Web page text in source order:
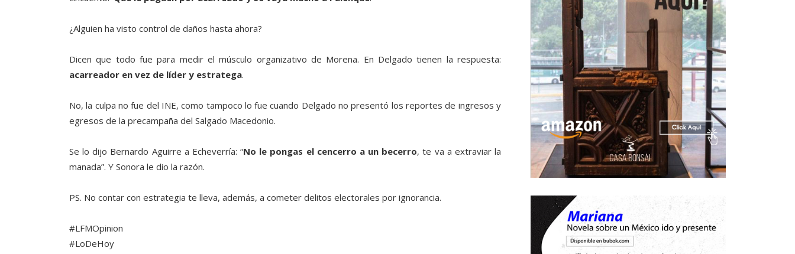
¿Alguien ha visto control de daños hasta ahora?
Dicen que todo fue para medir el músculo organizativo de Morena. En Delgado tienen la respuesta:
acarreador en vez de líder y estratega.
No, la culpa no fue del INE, como tampoco lo fue cuando Delgado no presentó los reportes de ingresos y
egresos de la precampaña del Salgado Macedonio.
Se lo dijo Bernardo Aguirre a Echeverría: “No le pongas el cencerro a un becerro, te va a extraviar la
manada”. Y Sonora le dio la razón.
PS. No contar con estrategia te lleva, además, a cometer delitos electorales por ignorancia.
#LFMOpinion
#LoDeHoy